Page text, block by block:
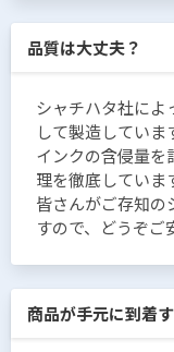
品質は大丈夫？
シャチハタ社によ
して製造していま
インクの含侵量を
理を徹底していま
皆さんがご存知の
すので、どうぞご
商品が手元に到着